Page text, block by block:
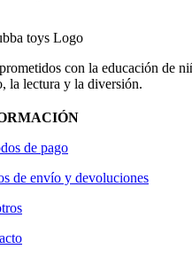
con la educación de
la lectura y la diversión.
de pago
de envío y devoluciones